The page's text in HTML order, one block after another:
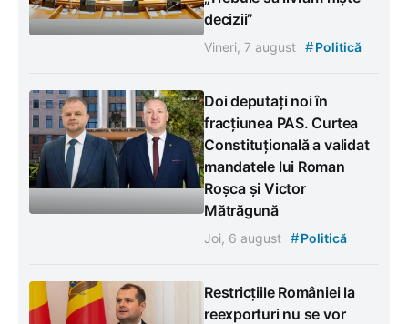
decizii”
Vineri, 7 august #Politică
Doi deputați noi în
fracțiunea PAS. Curtea
Constituțională a validat
mandatele lui Roman
Roșca și Victor
Mătrăgună
Joi, 6 august #Politică
Restricțiile României la
reexporturi nu se vor